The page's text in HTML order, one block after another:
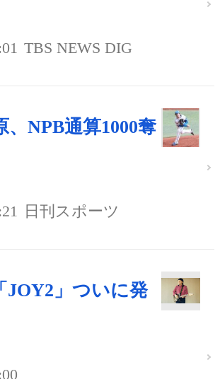
TBS NEWS DIG
、NPB通算1000奪
日刊スポーツ
JOY2」ついに発